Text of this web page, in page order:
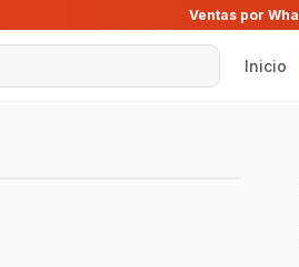
Ventas por
Inicio